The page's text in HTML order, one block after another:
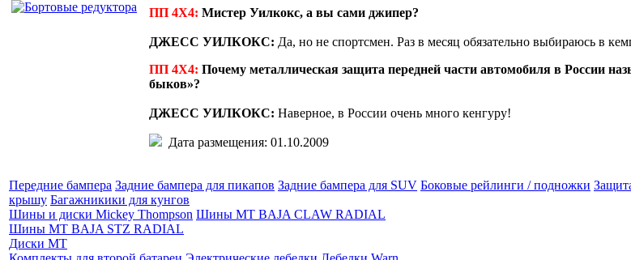
ПП 4Х4: Мистер Уилкокс, а вы сами джипер?
ДЖЕСС УИЛКОКС: Да, но не спортсмен. Раз в месяц обязательно выбираюсь в
ПП 4Х4: Почему металлическая защита передней части автомобиля в России
быков»?
ДЖЕСС УИЛКОКС: Наверное, в России очень много кенгуру!
Дата размещения: 01.10.2009
Передние бампера Задние бампера для пикапов Задние бампера для SUV Боковые рейлинги / подножки
крышу Багажникики для кунгов
Шины и диски Mickey Thompson Шины MT BAJA CLAW RADIAL
Шины MT BAJA STZ RADIAL
Диски MT